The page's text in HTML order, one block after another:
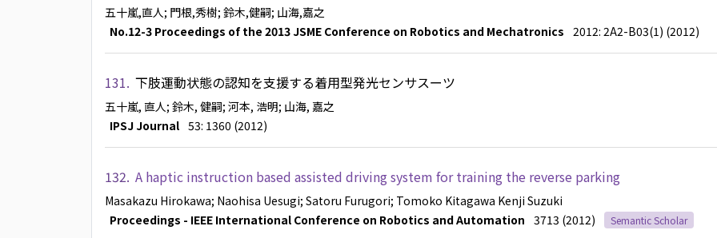
五十嵐,直人; 門根,秀樹; 鈴木,健嗣; 山海,嘉之
No.12-3 Proceedings of the 2013 JSME Conference on Robotics and Mechatronics 2012: 2A2-B03(1) (2012)
131. 下肢運動状態の認知を支援する着用型発光センサスーツ
五十嵐, 直人; 鈴木, 健嗣; 河本, 浩明; 山海, 嘉之
IPSJ Journal 53: 1360 (2012)
132. A haptic instruction based assisted driving system for training the reverse parking
Masakazu Hirokawa; Naohisa Uesugi; Satoru Furugori; Tomoko Kitagawa Kenji Suzuki
Proceedings - IEEE International Conference on Robotics and Automation 3713 (2012) Semantic Scholar